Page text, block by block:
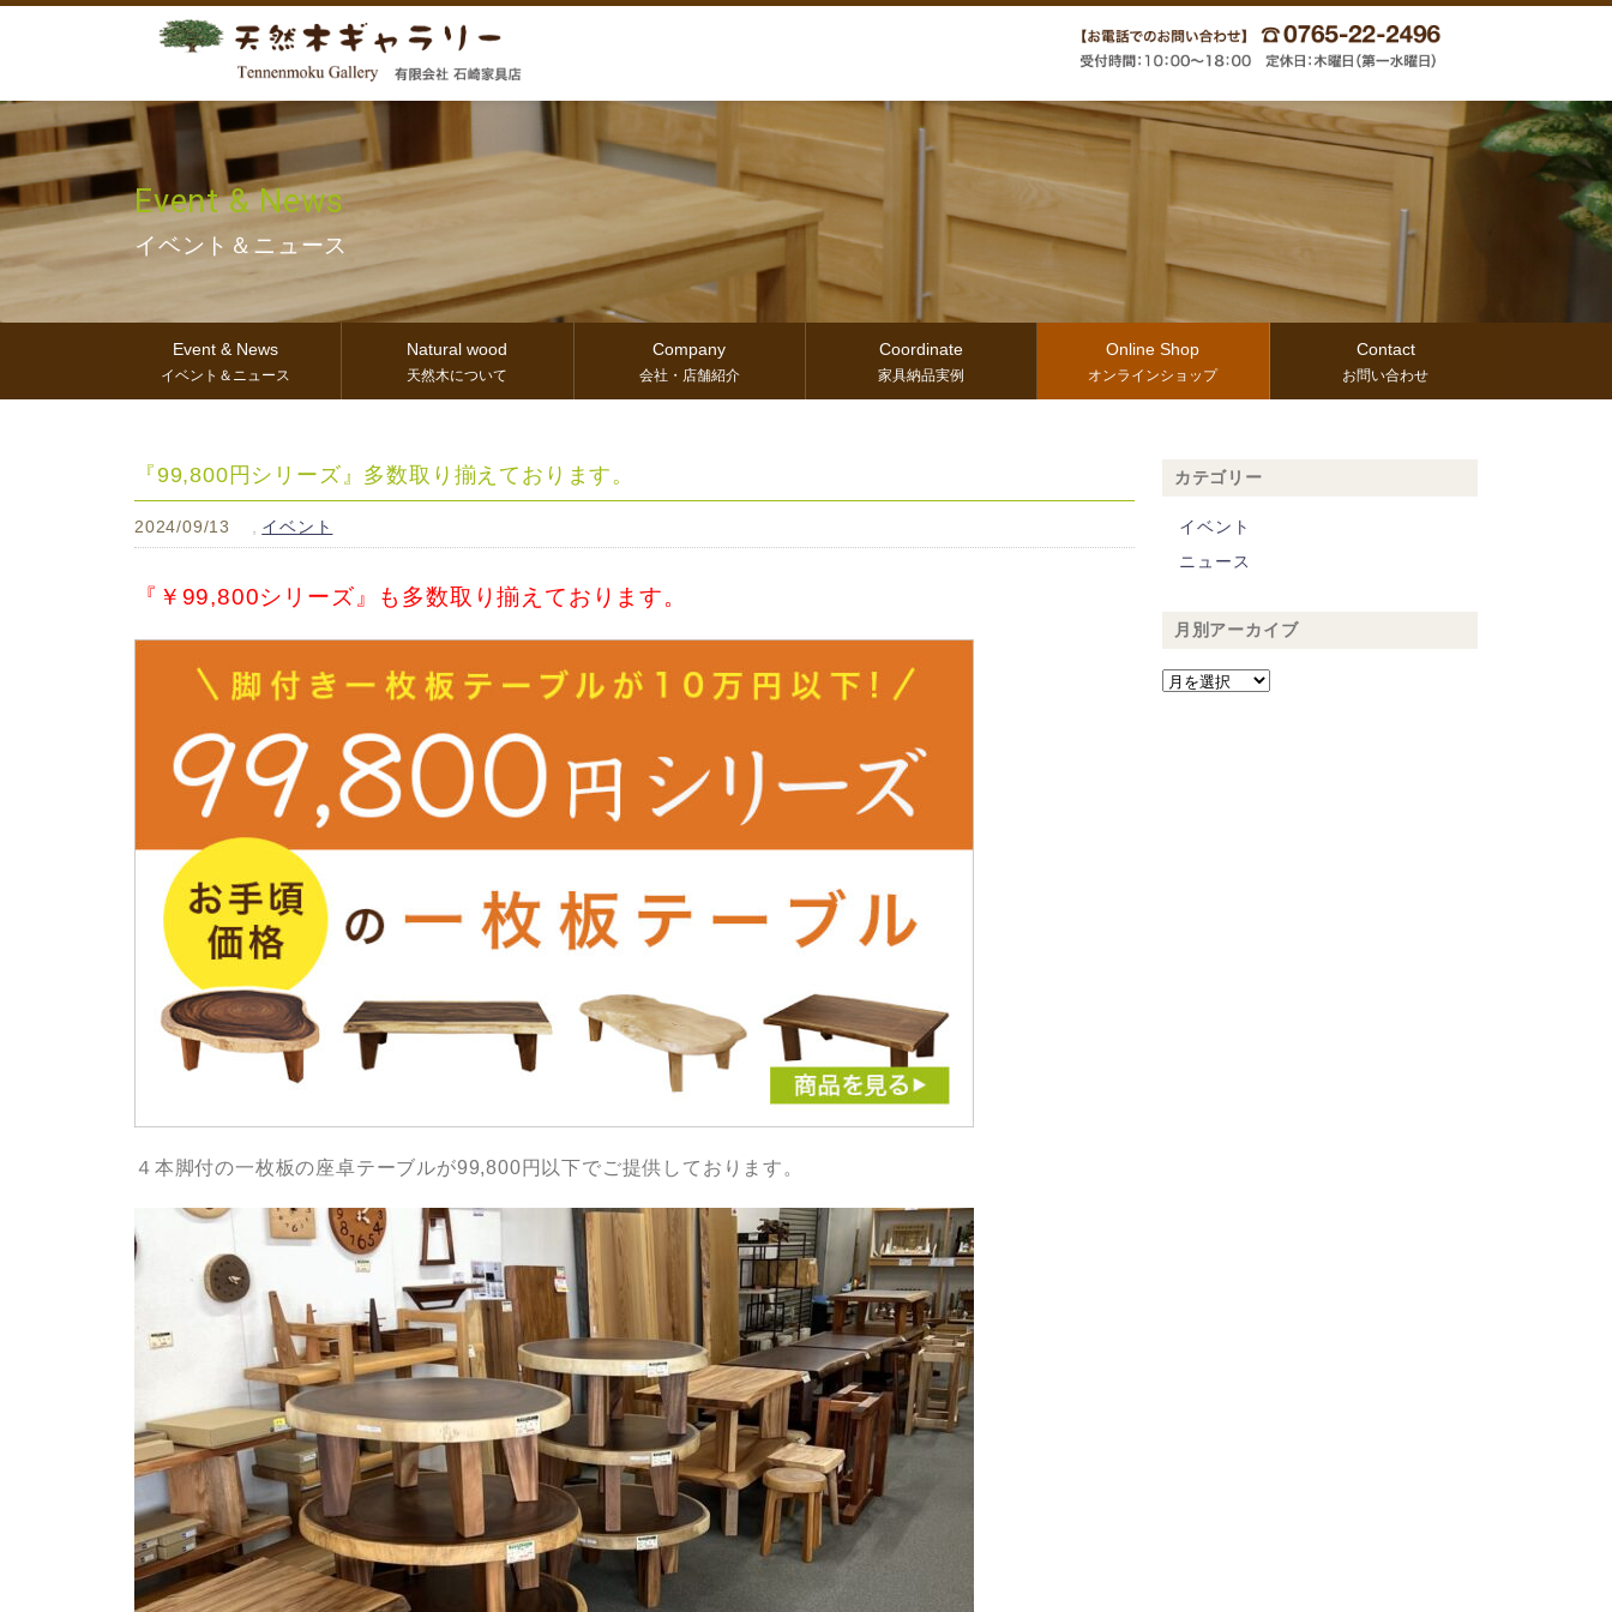
Event & News
イベント＆ニュース
Event & News
イベント＆ニュース
Natural wood
天然木について
Company
会社・店舗紹介
Coordinate
家具納品実例
Online Shop
オンラインショップ
Contact
お問い合わせ
『99,800円シリーズ』多数取り揃えております。
2024/09/13 イベント
『￥99,800シリーズ』も多数取り揃えております。
４本脚付の一枚板の座卓テーブルが99,800円以下でご提供しております。
カテゴリー
イベント
ニュース
月別アーカイブ